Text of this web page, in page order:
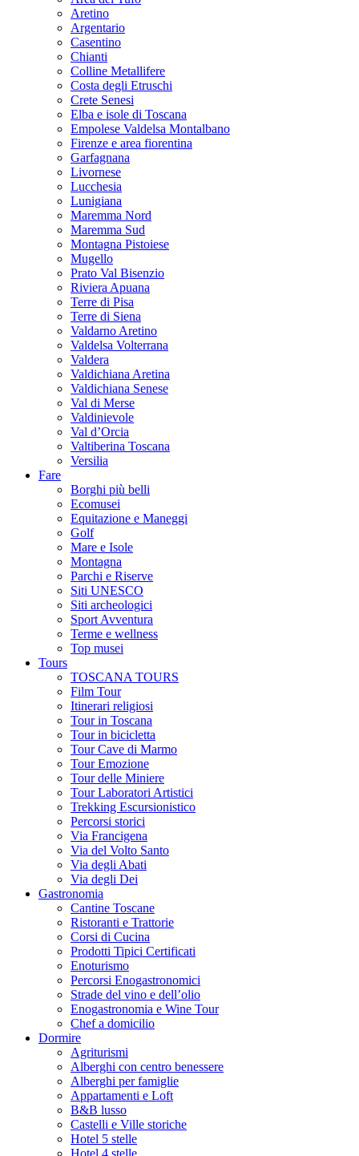
Aretino
Argentario
Casentino
Chianti
Colline Metallifere
Costa degli Etruschi
Crete Senesi
Elba e isole di Toscana
Empolese Valdelsa Montalbano
Firenze e area fiorentina
Garfagnana
Livornese
Lucchesia
Lunigiana
Maremma Nord
Maremma Sud
Montagna Pistoiese
Mugello
Prato Val Bisenzio
Riviera Apuana
Terre di Pisa
Terre di Siena
Valdarno Aretino
Valdelsa Volterrana
Valdera
Valdichiana Aretina
Valdichiana Senese
Val di Merse
Valdinievole
Val d’Orcia
Valtiberina Toscana
Versilia
Fare
Borghi più belli
Ecomusei
Equitazione e Maneggi
Golf
Mare e Isole
Montagna
Parchi e Riserve
Siti UNESCO
Siti archeologici
Sport Avventura
Terme e wellness
Top musei
Tours
TOSCANA TOURS
Film Tour
Itinerari religiosi
Tour in Toscana
Tour in bicicletta
Tour Cave di Marmo
Tour Emozione
Tour delle Miniere
Tour Laboratori Artistici
Trekking Escursionistico
Percorsi storici
Via Francigena
Via del Volto Santo
Via degli Abati
Via degli Dei
Gastronomia
Cantine Toscane
Ristoranti e Trattorie
Corsi di Cucina
Prodotti Tipici Certificati
Enoturismo
Percorsi Enogastronomici
Strade del vino e dell’olio
Enogastronomia e Wine Tour
Chef a domicilio
Dormire
Agriturismi
Alberghi con centro benessere
Alberghi per famiglie
Appartamenti e Loft
B&B lusso
Castelli e Ville storiche
Hotel 5 stelle